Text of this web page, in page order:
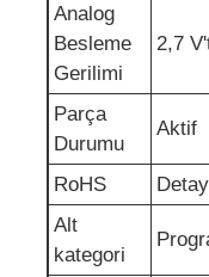
Elektronik
PLC Programlama
GPS Modülü
Radyo Frekans
Analog
Besleme
Gerilimi
2,7
Parça
Durumu
Aktif
RoHS
Alt
kategori